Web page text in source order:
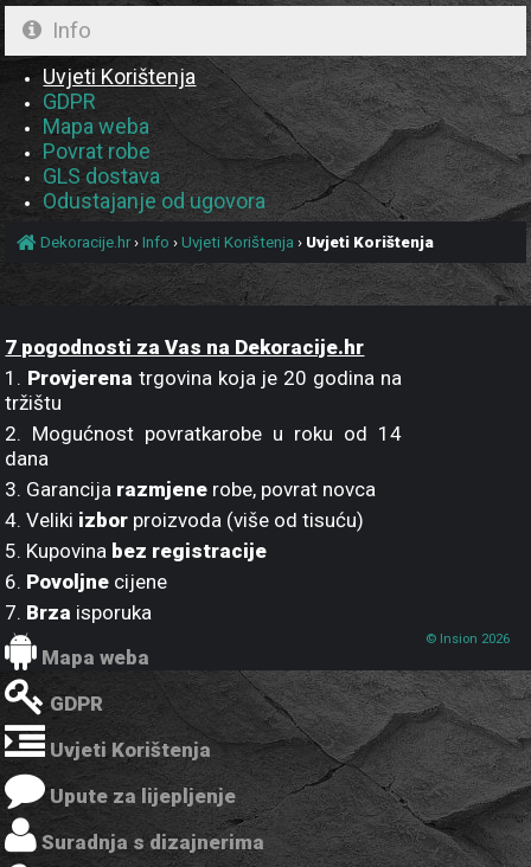
Info
Uvjeti Korištenja
GDPR
Mapa weba
Povrat robe
GLS dostava
Odustajanje od ugovora
Dekoracije.hr›Info ›Uvjeti Korištenja › Uvjeti Korištenja
7 pogodnosti za Vas na Dekoracije.hr
1. Provjerena trgovina koja je 20 godina na
tržištu
2. Mogućnost povratkarobe u roku od 14
dana
3. Garancija razmjene robe, povrat novca
4. Veliki izbor proizvoda (više od tisuću)
5. Kupovina bez registracije
6. Povoljne cijene
7. Brza isporuka
Mapa weba
GDPR
Uvjeti Korištenja
Upute za lijepljenje
Suradnja s dizajnerima
© Insion 2026